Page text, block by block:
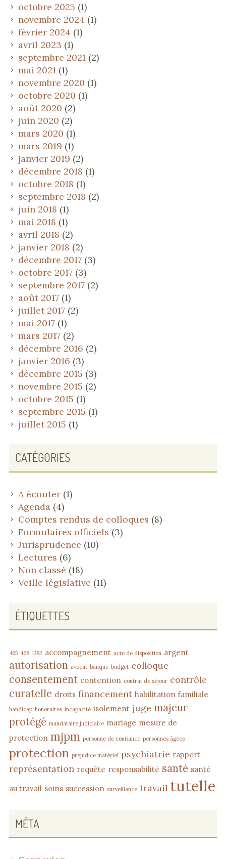
octobre 2025 (1)
novembre 2024 (1)
février 2024 (1)
avril 2023 (1)
septembre 2021(2)
mai 2021(1)
novembre 2020 (1)
octobre 2020 (1)
août 2020 (2)
juin 2020 (2)
mars 2020 (1)
mars 2019 (1)
janvier 2019 (2)
décembre 2018 (1)
octobre 2018 (1)
septembre 2018 (2)
juin 2018 (1)
mai 2018 (1)
avril 2018 (2)
janvier 2018 (2)
décembre 2017(3)
octobre 2017(3)
septembre 2017(2)
août 2017(1)
juillet 2017(2)
mai 2017(1)
mars 2017(2)
décembre 2016 (2)
janvier 2016 (3)
décembre 2015 (3)
novembre 2015 (2)
octobre 2015 (1)
septembre 2015 (1)
juillet 2015 (1)
CATÉGORIES
A écouter(1)
Agenda(4)
Comptes rendus de colloques (8)
Formulaires officiels (3)
Jurisprudence (10)
Lectures (6)
Non classé (18)
Veille législative (11)
ÉTIQUETTES
465 468 1382 accompagnement acte de disposition argent
autorisation avocat banque budget colloque
consentement contention contrat de séjour contrôle
curatelle droits financement habilitation familiale
handicap honoraires incapacité isolement juge majeur
protégé mandataire judiciaire mariage mesure de
protection mjpm personne de confiance personnes âgées
protection préjudice matériel psychiatrie rapport
représentation requête responsabilité santé santé
au travail soins succession surveillance travail tutelle
MÉTA